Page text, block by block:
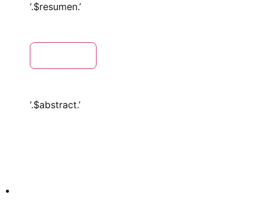
‘.$resumen.’
‘.$abstract.’